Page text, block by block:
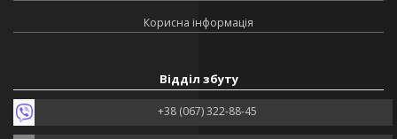
Корисна інформація
Відділ збуту
+38 (067) 322-88-45